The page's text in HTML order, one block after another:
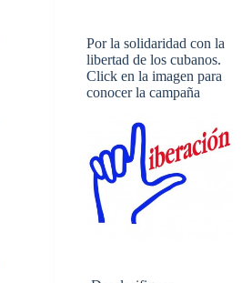
Por la solidaridad con la
libertad de los cubanos.
Click en la imagen para
conocer la campaña